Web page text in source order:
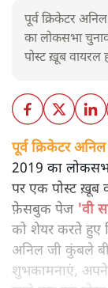
पूर्व क्रिकेटर
का लोकसभा
पोस्ट ख़ूब वायरल
पूर्व क्रिकेटर
2019 का
पर एक पोस्ट ख़ूब
फ़ेसबुक पेज 'वी
को शेयर करते हुए
अनिल जी कुंबले
शुभकामनाएं,